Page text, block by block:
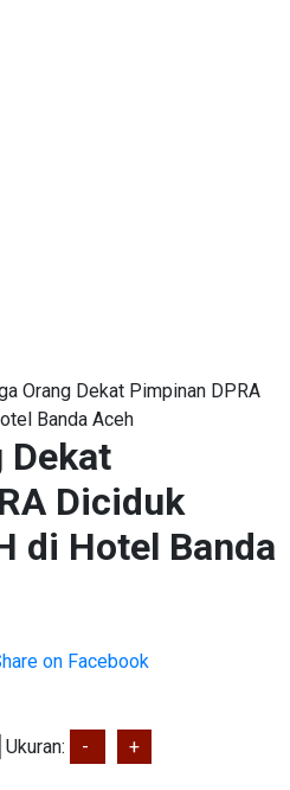
Orang Dekat Pimpinan DPRA
Banda Aceh
Dekat
Diciduk
di Hotel Banda
Ukuran: - +